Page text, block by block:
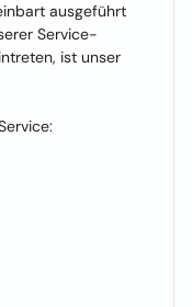
ausgeführt
Service-
ist unser